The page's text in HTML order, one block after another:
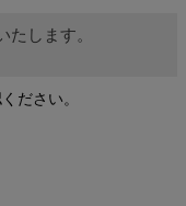
たします。
ださい。